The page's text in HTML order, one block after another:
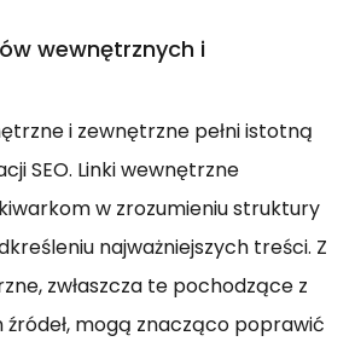
wewnętrznych i
i zewnętrzne pełni istotną
SEO. Linki wewnętrzne
w zrozumieniu struktury
najważniejszych treści. Z
zwłaszcza te pochodzące z
mogą znacząco poprawić